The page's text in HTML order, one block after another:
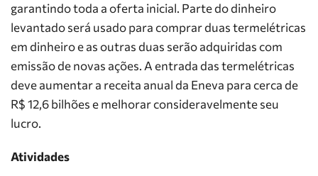
garantindo toda a oferta inicial. Parte do dinheiro
levantado será usado para comprar duas termelétricas
em dinheiro e as outras duas serão adquiridas com
emissão de novas ações. A entrada das termelétricas
deve aumentar a receita anual da Eneva para cerca de
R$ 12,6 bilhões e melhorar consideravelmente seu
lucro.
Atividades